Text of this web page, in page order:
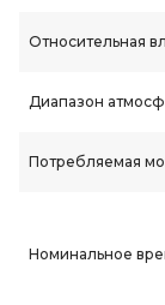
Относительная
Диапазон
Потребляемая
Номинальное